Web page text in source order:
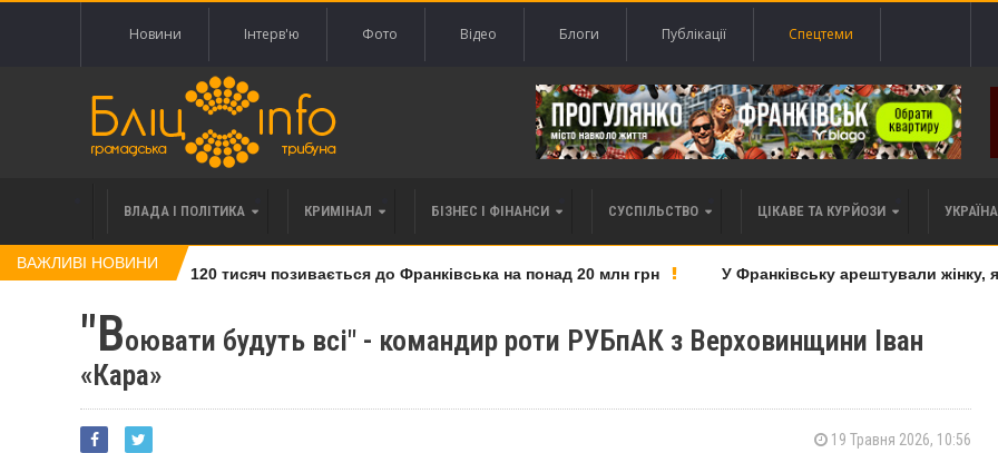
Новини Інтерв'ю Фото Відео Блоги Публікації Спецтеми
ВЛАДА І ПОЛІТИКА КРИМІНАЛ БІЗНЕС І ФІНАНСИ СУСПІЛЬСТВО ЦІКАВЕ ТА КУРЙОЗИ
ВАЖЛИВІ НОВИНИ
права вимоги за 120 тисяч позивається до Франківська на понад 20 млн грн У Франківську арештували жінку,
"Воювати будуть всі" - командир роти РУБпАК з Верховинщини Іван
«Кара»
19 Травня 2026, 10:56